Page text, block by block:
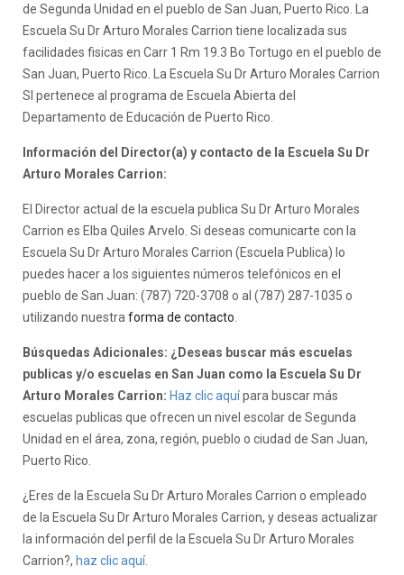
de Segunda Unidad en el pueblo de San Juan, Puerto Rico. La
Escuela Su Dr Arturo Morales Carrion tiene localizada sus
facilidades fisicas en Carr 1 Rm 19.3 Bo Tortugo en el pueblo de
San Juan, Puerto Rico. La Escuela Su Dr Arturo Morales Carrion
SI pertenece al programa de Escuela Abierta del
Departamento de Educación de Puerto Rico.
Información del Director(a) y contacto de la Escuela Su Dr
Arturo Morales Carrion:
El Director actual de la escuela publica Su Dr Arturo Morales
Carrion es Elba Quiles Arvelo. Si deseas comunicarte con la
Escuela Su Dr Arturo Morales Carrion (Escuela Publica) lo
puedes hacer a los siguientes números telefónicos en el
pueblo de San Juan: (787) 720-3708 o al (787) 287-1035 o
utilizando nuestra forma de contacto
Búsquedas Adicionales: ¿Deseas buscar más escuelas
publicas y/o escuelas en San Juan como la Escuela Su Dr
Arturo Morales Carrion: Haz clic aquípara buscar más
escuelas publicas que ofrecen un nivel escolar de Segunda
Unidad en el área, zona, región, pueblo o ciudad de San Juan,
Puerto Rico.
¿Eres de la Escuela Su Dr Arturo Morales Carrion o empleado
de la Escuela Su Dr Arturo Morales Carrion, y deseas actualizar
la información del perfil de la Escuela Su Dr Arturo Morales
Carrion?, haz clic aquí.